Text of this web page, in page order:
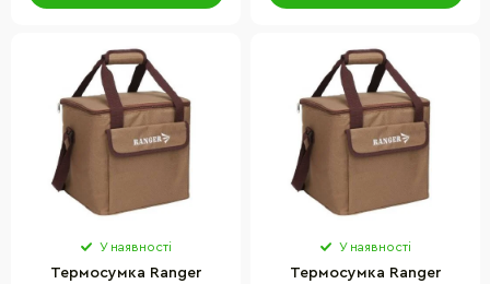
У наявності
Термосумка Ranger
У наявності
Термосумка Ranger